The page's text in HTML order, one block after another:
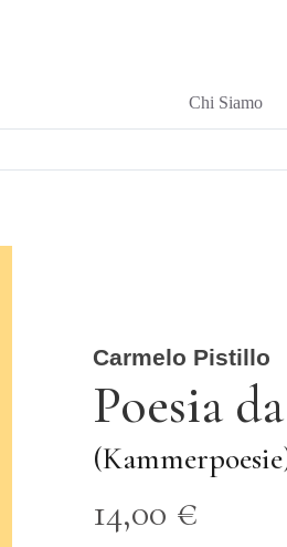
Chi Siamo
Carmelo Pistillo
Poesia
14,00 €